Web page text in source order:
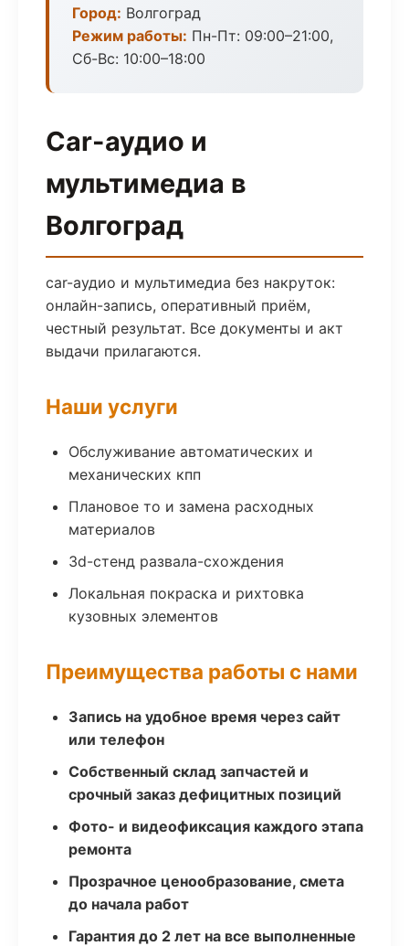
Город: Волгоград
Режим работы: Пн-Пт: 09:00–21:00,
Сб-Вс: 10:00–18:00
Car-аудио и
мультимедиа в
Волгоград
car-аудио и мультимедиа без накруток:
онлайн-запись, оперативный приём,
честный результат. Все документы и акт
выдачи прилагаются.
Наши услуги
Обслуживание автоматических и
механических кпп
Плановое то и замена расходных
материалов
3d-стенд развала-схождения
Локальная покраска и рихтовка
кузовных элементов
Преимущества работы с нами
Запись на удобное время через сайт
или телефон
Собственный склад запчастей и
срочный заказ дефицитных позиций
Фото- и видеофиксация каждого этапа
ремонта
Прозрачное ценообразование, смета
до начала работ
Гарантия до 2 лет на все выполненные